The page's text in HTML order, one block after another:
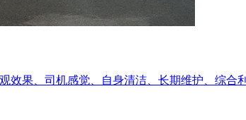
效果、司机感觉、自身清洁、长期维护、综